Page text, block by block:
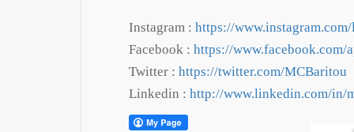
Instagram : https://
Facebook : https://www.facebook.com/
Twitter : https://twitter.com/MCBaritou
Linkedin : http://www.linkedin.com/in/